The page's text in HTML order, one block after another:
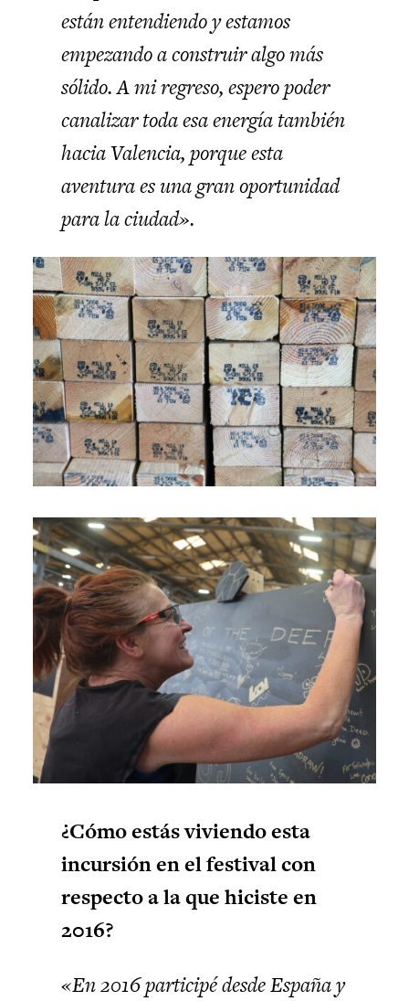
están entendiendo y estamos
empezando a construir algo más
sólido. A mi regreso, espero poder
canalizar toda esa energía también
hacia Valencia, porque esta
aventura es una gran oportunidad
para la ciudad».
¿Cómo estás viviendo esta
incursión en el festival con
respecto a la que hiciste en
2016?
«En 2016 participé desde España y